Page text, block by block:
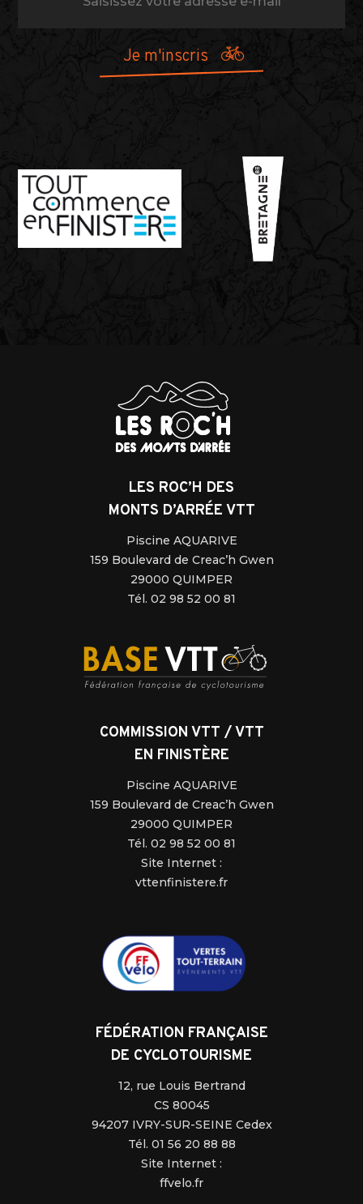
LES ROC’H DES
MONTS D’ARRÉE VTT
Piscine AQUARIVE
159 Boulevard de Creac’h Gwen
29000 QUIMPER
Tél. 02 98 52 00 81
COMMISSION VTT / VTT
EN FINISTÈRE
Piscine AQUARIVE
159 Boulevard de Creac’h Gwen
29000 QUIMPER
Tél. 02 98 52 00 81
Site Internet :
vttenfinistere.fr
FÉDÉRATION FRANÇAISE
DE CYCLOTOURISME
12, rue Louis Bertrand
CS 80045
94207 IVRY-SUR-SEINE Cedex
Tél. 01 56 20 88 88
Site Internet :
ffvelo.fr